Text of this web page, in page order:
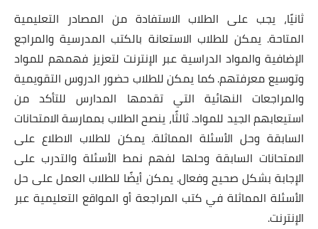
ثانيًا، يجب على الطلاب الاستفادة من المصادر التعليمية
المتاحة. يمكن للطلاب الاستعانة بالكتب المدرسية والمراجع
الإضافية والمواد الدراسية عبر الإنترنت لتعزيز فهمهم للمواد
وتوسيع معرفتهم. كما يمكن للطلاب حضور الدروس التقويمية
والمراجعات النهائية التي تقدمها المدارس للتأكد من
استيعابهم الجيد للمواد. ثالثًا، ينصح الطلاب بممارسة الامتحانات
السابقة وحل الأسئلة المماثلة. يمكن للطلاب الاطلاع على
الامتحانات السابقة وحلها لفهم نمط الأسئلة والتدرب على
الإجابة بشكل صحيح وفعال. يمكن أيضًا للطلاب العمل على حل
الأسئلة المماثلة في كتب المراجعة أو المواقع التعليمية عبر
الإنترنت.